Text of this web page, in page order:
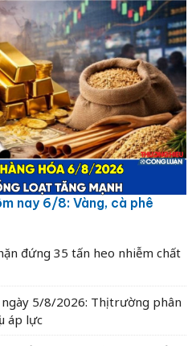
nay 6/8: Vàng, cà phê
đứng 35 tấn heo nhiễm chất
5/8/2026: Thị trường phân
áp lực